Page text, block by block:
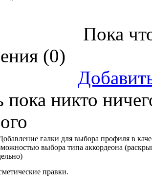
Пока
(0)
пока никто
галки для выбора профиля в
выбора типа аккордеона
правки.